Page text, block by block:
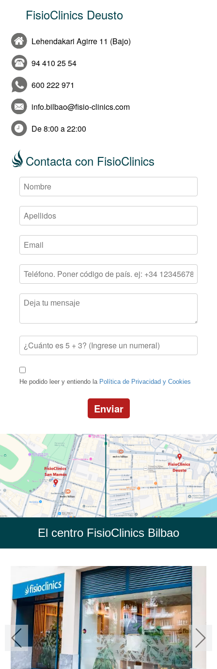
FisioClinics Deusto
Lehendakari Agirre 11 (Bajo)
94 410 25 54
600 222 971
info.bilbao@fisio-clinics.com
De 8:00 a 22:00
Contacta con FisioClinics
He podido leer y entiendo la Política de Privacidad y Cookies
Enviar
El centro FisioClinics Bilbao